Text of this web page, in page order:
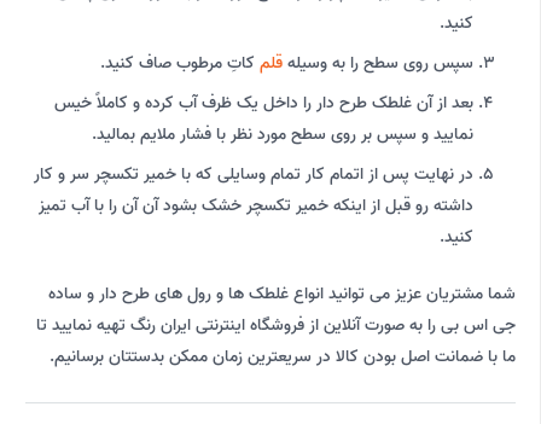
کنید.
سپس روی سطح را به وسیلهقلم کاتِ مرطوب صاف کنید.
بعد از آن غلطک طرح دار را داخل یک ظرف آب کرده و کاملاً خیس
نمایید و سپس بر روی سطح مورد نظر با فشار ملایم بمالید.
در نهایت پس از اتمام کار تمام وسایلی که با خمیر تکسچر سر و کار
داشته رو قبل از اینکه خمیر تکسچر خشک بشود آن آن را با آب تمیز
کنید.
شما مشتریان عزیز می توانید انواع غلطک ها و رول های طرح دار و ساده
جی اس بی را به صورت آنلاین از فروشگاه اینترنتی ایران رنگ تهیه نمایید تا
ما با ضمانت اصل بودن کالا در سریعترین زمان ممکن بدستتان برسانیم.